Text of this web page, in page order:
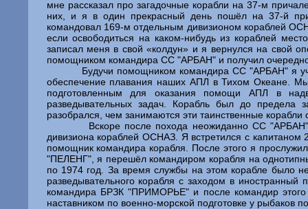
мне рассказал про загадочные корабли на 37-м
них, и я в один прекрасный день пошёл на 37-й
командовал 169-м отдельным дивизионом кораблей
если освободиться на каком-нибудь из кораблей
записал меня в свой «колдун» и я вернулся на свой
помощником командира СС "АРБАН" и получил
Будучи помощником командира СС "АРБАН" я
обеспечение плавания наших АПЛ в Тихом Океане.
подготовленным для оказания помощи АПЛ в
разведывательных задач. Корабль был до предела
разобрался, чем занимаются эти таинственные корабли
Вскоре после похода неожиданно СС
дивизиона кораблей ОСНАЗ. Я встретился с
помощник командира корабля. После этого я
"ПЕЛЕНГ", я перешёл командиром корабля на
по 1974 год. За время службы на этом корабле было
разведывательного корабля с заходом в
командира БРЗК "ПРИМОРЬЕ" и после командир этого
наставником по военно-морской подготовке у рыбаков